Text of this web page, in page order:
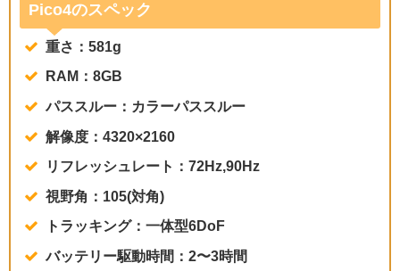
Pico4のスペック
重さ：581g
RAM：8GB
パススルー：カラーパススルー
解像度：4320×2160
リフレッシュレート：72Hz,90Hz
視野角：105(対角)
トラッキング：一体型6DoF
バッテリー駆動時間：2〜3時間